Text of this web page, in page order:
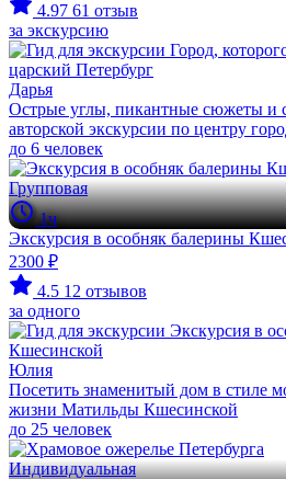
4.97 61 отзыв
за экскурсию
Дарья
Острые углы, пикантные сюжеты и
авторской экскурсии по центру
до 6 человек
Групповая
1ч
Экскурсия в особняк балерины
2300 ₽
4.5 12 отзывов
за одного
Юлия
Посетить знаменитый дом в стиле
жизни Матильды Кшесинской
до 25 человек
Индивидуальная